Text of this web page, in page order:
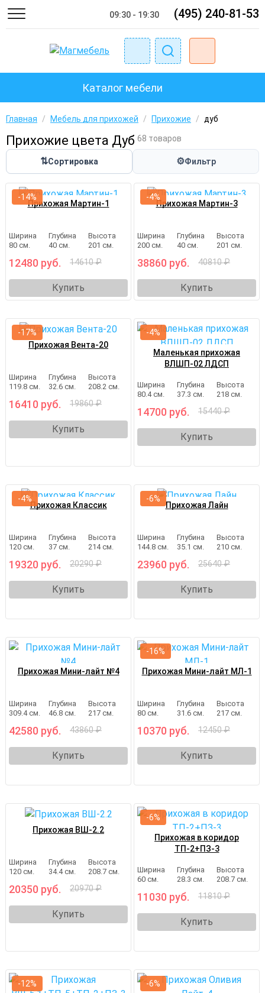
09:30 - 19:30 (495) 240-81-53
Каталог мебели
Главная / Мебель для прихожей / Прихожие / дуб
Прихожие цвета Дуб 68 товаров
⇅Сортировка ⚙Фильтр
Прихожая Мартин-1
Ширина
80 см.
Глубина
40 см.
Высота
201 см.
12480 руб. 14610 ₽
Купить
-14%
Прихожая Мартин-3
Ширина
200 см.
Глубина
40 см.
Высота
201 см.
38860 руб. 40810 ₽
Купить
-4%
Прихожая Вента-20
Ширина
119.8 см.
Глубина
32.6 см.
Высота
208.2 см.
16410 руб. 19860 ₽
Купить
-17%
Маленькая прихожая
ВЛШП-02 ЛДСП
Ширина
80.4 см.
Глубина
37.3 см.
Высота
218 см.
14700 руб. 15440 ₽
Купить
-4%
Прихожая Классик
Ширина
120 см.
Глубина
37 см.
Высота
214 см.
19320 руб. 20290 ₽
Купить
-4%
Прихожая Лайн
Ширина
144.8 см.
Глубина
35.1 см.
Высота
210 см.
23960 руб. 25640 ₽
Купить
-6%
Прихожая Мини-лайт №4
Ширина
309.4 см.
Глубина
46.8 см.
Высота
217 см.
42580 руб. 43860 ₽
Купить
Прихожая Мини-лайт МЛ-1
Ширина
80 см.
Глубина
31.6 см.
Высота
217 см.
10370 руб. 12450 ₽
Купить
-16%
Прихожая ВШ-2.2
Ширина
120 см.
Глубина
34.4 см.
Высота
208.7 см.
20350 руб. 20970 ₽
Купить
Прихожая в коридор
ТП-2+ПЗ-3
Ширина
60 см.
Глубина
28.3 см.
Высота
208.7 см.
11030 руб. 11810 ₽
Купить
-6%
-12% -6%